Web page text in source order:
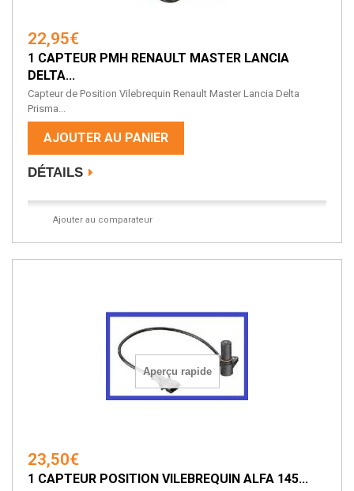
22,95€
1 CAPTEUR PMH RENAULT MASTER LANCIA
DELTA...
Capteur de Position Vilebrequin Renault Master Lancia Delta
Prisma...
AJOUTER AU PANIER
DÉTAILS
Ajouter au comparateur
Aperçu rapide
23,50€
1 CAPTEUR POSITION VILEBREQUIN ALFA 145...